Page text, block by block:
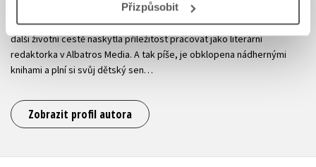
Přizpůsobit
pořadů brněnského studia. Vzhledem k tomu, že Štěpánka miluje knihy
a celý svůj život touží psát, nezaváhala ani minutu, když se jí na její
další životní cestě naskytla příležitost pracovat jako literární
redaktorka v Albatros Media. A tak píše, je obklopena nádhernými
knihami a plní si svůj dětský sen…
Zobrazit profil autora